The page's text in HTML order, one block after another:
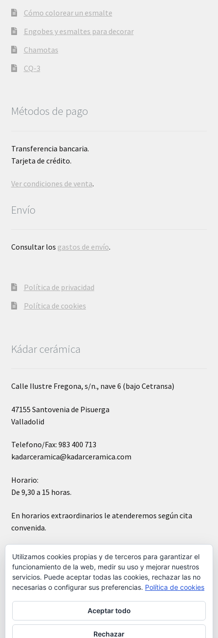
Cómo colorear un esmalte
Engobes y esmaltes para decorar
Chamotas
CQ-3
Métodos de pago
Transferencia bancaria.
Tarjeta de crédito.
Ver condiciones de venta.
Envío
Consultar los gastos de envío.
Política de privacidad
Política de cookies
Kádar cerámica
Calle Ilustre Fregona, s/n., nave 6 (bajo Cetransa)
47155 Santovenia de Pisuerga
Valladolid
Telefono/Fax: 983 400 713
kadarceramica@kadarceramica.com
Horario:
De 9,30 a 15 horas.
En horarios extraordinarios le atenderemos según cita
convenida.
Construido con WooCommerce.
Utilizamos cookies propias y de terceros para garantizar el
funcionamiento de la web, medir su uso y mejorar nuestros
servicios. Puede aceptar todas las cookies, rechazar las no
necesarias o configurar sus preferencias. Política de cookies
Aceptar todo
Rechazar